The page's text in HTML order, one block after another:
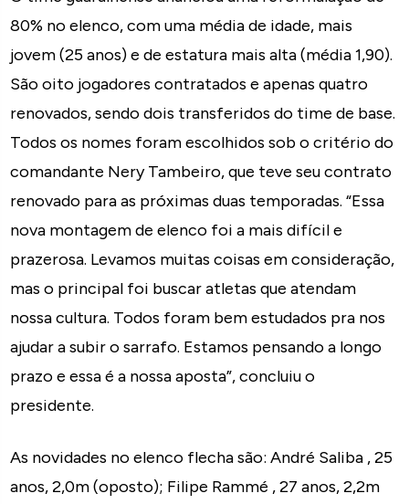
80% no elenco, com uma média de idade, mais
jovem (25 anos) e de estatura mais alta (média 1,90).
São oito jogadores contratados e apenas quatro
renovados, sendo dois transferidos do time de base.
Todos os nomes foram escolhidos sob o critério do
comandante Nery Tambeiro, que teve seu contrato
renovado para as próximas duas temporadas. “Essa
nova montagem de elenco foi a mais difícil e
prazerosa. Levamos muitas coisas em consideração,
mas o principal foi buscar atletas que atendam
nossa cultura. Todos foram bem estudados pra nos
ajudar a subir o sarrafo. Estamos pensando a longo
prazo e essa é a nossa aposta”, concluiu o
presidente.
As novidades no elenco flecha são: André Saliba , 25
anos, 2,0m (oposto); Filipe Rammé , 27 anos, 2,2m